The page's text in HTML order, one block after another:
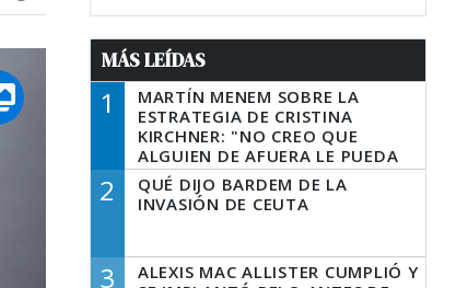
MÁS LEÍDAS
1
MARTÍN MENEM SOBRE LA
ESTRATEGIA DE CRISTINA
KIRCHNER: "NO CREO QUE
ALGUIEN DE AFUERA LE PUEDA
DECIR A LA JUSTICIA LO QUE
TIENE QUE HACER"
2
QUÉ DIJO BARDEM DE LA
INVASIÓN DE CEUTA
3
ALEXIS MAC ALLISTER CUMPLIÓ Y